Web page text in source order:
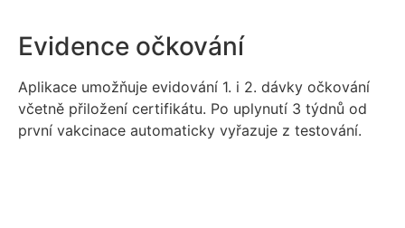
Evidence očkování
Aplikace umožňuje evidování 1. i 2. dávky očkování
včetně přiložení certifikátu. Po uplynutí 3 týdnů od
první vakcinace automaticky vyřazuje z testování.